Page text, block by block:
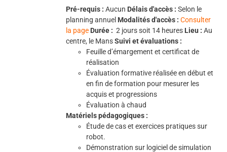
Pré-requis : Aucun Délais d'accès : Selon le
planning annuel Modalités d'accès : Consulter
la page Durée : 2 jours soit 14 heures Lieu : Au
centre, le MansSuivi et évaluations :
Feuille d’émargement et certificat de
réalisation
Évaluation formative réalisée en début et
en fin de formation pour mesurer les
acquis et progressions
Évaluation à chaud
Matériels pédagogiques :
Étude de cas et exercices pratiques sur
robot.
Démonstration sur logiciel de simulation